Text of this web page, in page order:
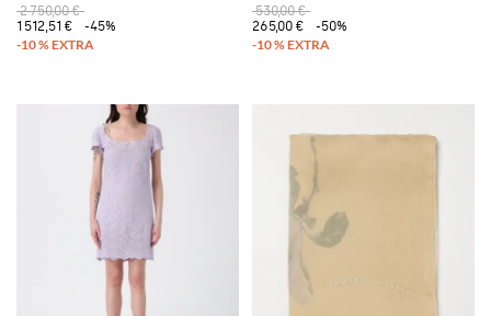
2 750,00 €
1 512,51 €
-45%
530,00 €
265,00 €
-50%